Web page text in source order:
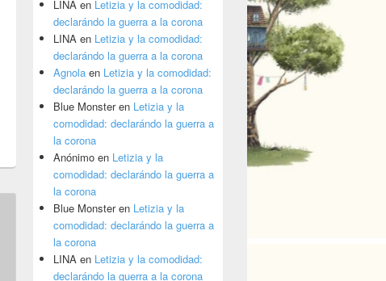
LINA en Letizia y la comodidad:
declarándo la guerra a la corona
LINA en Letizia y la comodidad:
declarándo la guerra a la corona
Agnola en Letizia y la comodidad:
declarándo la guerra a la corona
Blue Monsteren Letizia y la
comodidad: declarándo la guerra a
la corona
Anónimo en Letizia y la
comodidad: declarándo la guerra a
la corona
Blue Monsteren Letizia y la
comodidad: declarándo la guerra a
la corona
LINA en Letizia y la comodidad:
declarándo la guerra a la corona